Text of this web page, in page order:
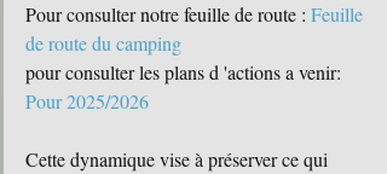
Pour consulter notre feuille de route : Feuille
de route du camping
pour consulter les plans d 'actions a venir:
Pour 2025/2026
Cette dynamique vise à préserver ce qui